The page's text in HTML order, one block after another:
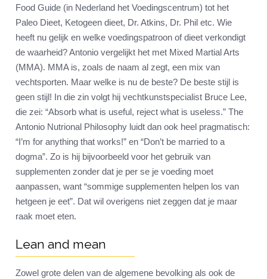
Food Guide (in Nederland het Voedingscentrum) tot het
Paleo Dieet, Ketogeen dieet, Dr. Atkins, Dr. Phil etc. Wie
heeft nu gelijk en welke voedingspatroon of dieet verkondigt
de waarheid? Antonio vergelijkt het met Mixed Martial Arts
(MMA). MMA is, zoals de naam al zegt, een mix van
vechtsporten. Maar welke is nu de beste? De beste stijl is
geen stijl! In die zin volgt hij vechtkunstspecialist Bruce Lee,
die zei: “Absorb what is useful, reject what is useless.” The
Antonio Nutrional Philosophy luidt dan ook heel pragmatisch:
“I’m for anything that works!” en “Don’t be married to a
dogma”. Zo is hij bijvoorbeeld voor het gebruik van
supplementen zonder dat je per se je voeding moet
aanpassen, want “sommige supplementen helpen los van
hetgeen je eet”. Dat wil overigens niet zeggen dat je maar
raak moet eten.
Lean and mean
Zowel grote delen van de algemene bevolking als ook de